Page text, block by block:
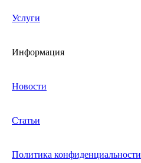
Услуги
Информация
Новости
Статьи
Политика конфиденциальности